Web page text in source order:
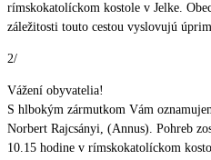
rímskokatolíckom kostole v Jelke.
záležitosti touto cestou vyslovujú
2/
Vážení obyvatelia!
S hlbokým zármutkom Vám
Norbert Rajcsányi, (Annus). Pohreb
10.15 hodine v rímskokatolíckom